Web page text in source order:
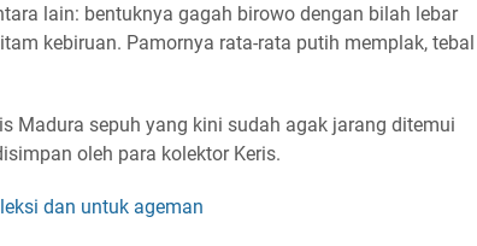
lain: bentuknya gagah birowo dengan bilah lebar
kebiruan. Pamornya rata-rata putih memplak, tebal
Madura sepuh yang kini sudah agak jarang ditemui
oleh para kolektor Keris.
dan untuk ageman